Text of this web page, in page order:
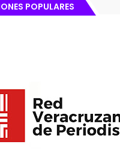
POPULARES